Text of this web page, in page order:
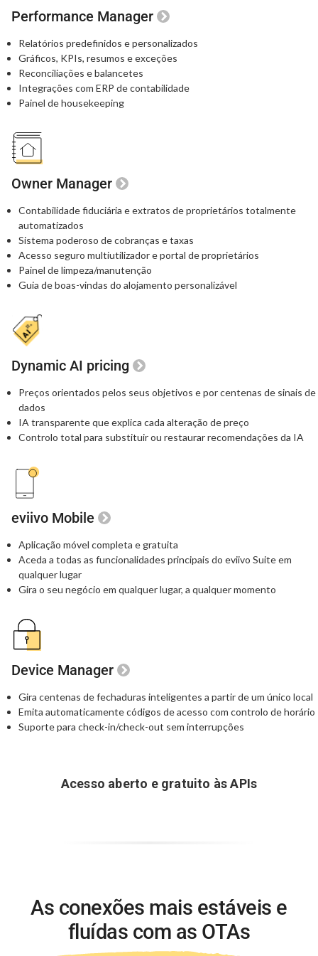
Performance Manager
Relatórios predefinidos e personalizados
Gráficos, KPIs, resumos e exceções
Reconciliações e balancetes
Integrações com ERP de contabilidade
Painel de housekeeping
Owner Manager
Contabilidade fiduciária e extratos de proprietários totalmente
automatizados
Sistema poderoso de cobranças e taxas
Acesso seguro multiutilizador e portal de proprietários
Painel de limpeza/manutenção
Guia de boas-vindas do alojamento personalizável
Dynamic AI pricing
Preços orientados pelos seus objetivos e por centenas de sinais de
dados
IA transparente que explica cada alteração de preço
Controlo total para substituir ou restaurar recomendações da IA
eviivo Mobile
Aplicação móvel completa e gratuita
Aceda a todas as funcionalidades principais do eviivo Suite em
qualquer lugar
Gira o seu negócio em qualquer lugar, a qualquer momento
Device Manager
Gira centenas de fechaduras inteligentes a partirde um único local
Emita automaticamente códigos de acesso com controlo de horário
Suporte para check-in/check-out sem interrupções
Acesso aberto e gratuito às APIs
As conexões mais estáveis e
fluídas com as OTAs